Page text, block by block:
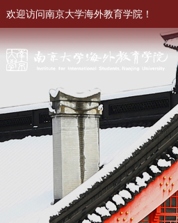
欢迎访问南京大学海外教育学院！